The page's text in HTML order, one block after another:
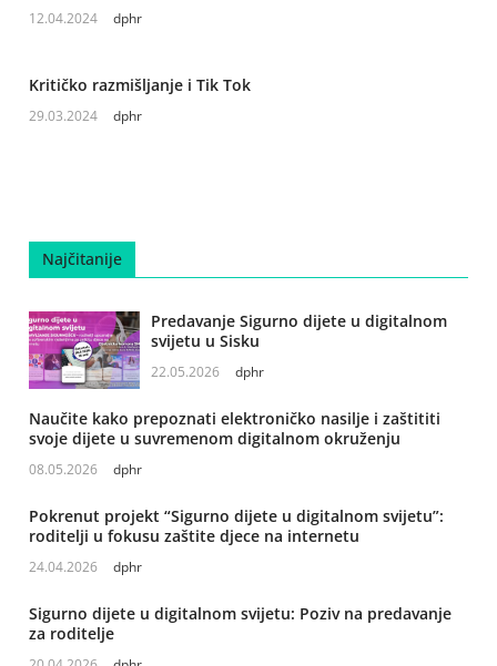
12.04.2024 dphr
Kritičko razmišljanje i Tik Tok
29.03.2024 dphr
Najčitanije
Predavanje Sigurno dijete u digitalnom
svijetu u Sisku
22.05.2026 dphr
Naučite kako prepoznati elektroničko nasilje i zaštititi
svoje dijete u suvremenom digitalnom okruženju
08.05.2026 dphr
Pokrenut projekt “Sigurno dijete u digitalnom svijetu”:
roditelji u fokusu zaštite djece na internetu
24.04.2026 dphr
Sigurno dijete u digitalnom svijetu: Poziv na predavanje
za roditelje